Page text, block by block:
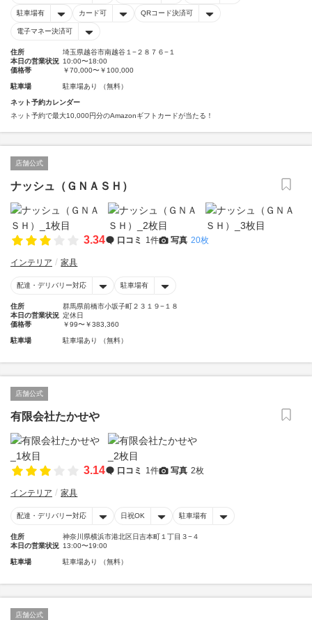
駐車場有 カード可 QRコード決済可
電子マネー決済可
住所
埼玉県越谷市南越谷１−２８７６−１
本日の営業状況 10:00〜18:00
価格帯
￥70,000〜￥100,000
駐車場 駐車場あり （無料）
ネット予約カレンダー
ネット予約で最大10,000円分のAmazonギフトカードが当たる！
店舗公式
ナッシュ（ＧＮＡＳＨ）
3.34 口コミ 1件 写真 20枚
インテリア 家具
配達・デリバリー対応 駐車場有
住所
群馬県前橋市小坂子町２３１９−１８
本日の営業状況 定休日
価格帯
￥99〜￥383,360
駐車場 駐車場あり （無料）
店舗公式
有限会社たかせや
3.14 口コミ 1件 写真 2枚
インテリア 家具
配達・デリバリー対応 日祝OK 駐車場有
住所
神奈川県横浜市港北区日吉本町１丁目３−４
本日の営業状況 13:00〜19:00
駐車場 駐車場あり （無料）
店舗公式